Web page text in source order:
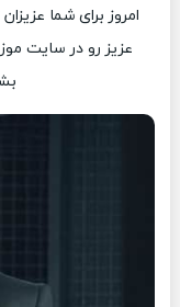
امروز برای شما
عزیز رو در سایت